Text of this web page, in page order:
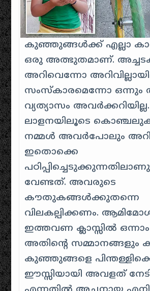
കുഞ്ഞുങ്ങൾക്ക് എല്ലാ
ഒരു അത്ഭുതമാണ്.
അറിവെന്നോ
സംസ്കാരമെന്നോ ഒന്നും
വ്യത്യാസം അവർക്കറിയില്ല.
ലാളനയിലൂടെ
നമ്മൾ അവർപോലും
ഇതൊക്കെ
വേണ്ടത്. അവരുടെ
കൗതുകങ്ങൾക്കുതന്നെ
വിലകല്പിക്കണം.
ഇത്തവണ ക്ലാസ്സിൽ ഒന്നാം
അതിന്റെ സമ്മാനങ്ങളും
കുഞ്ഞുങ്ങളെ
ഈസ്സിയായി അവളത്